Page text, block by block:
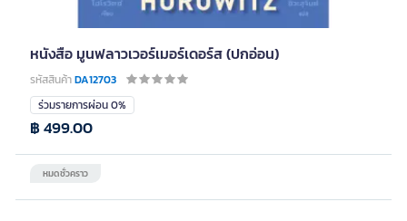
หนังสือ มูนฟลาวเวอร์เมอร์เดอร์ส (ปกอ่อน)
รหัสสินค้าDA12703
ร่วมรายการผ่อน 0%
หมดชั่วคราว
฿ 499.00